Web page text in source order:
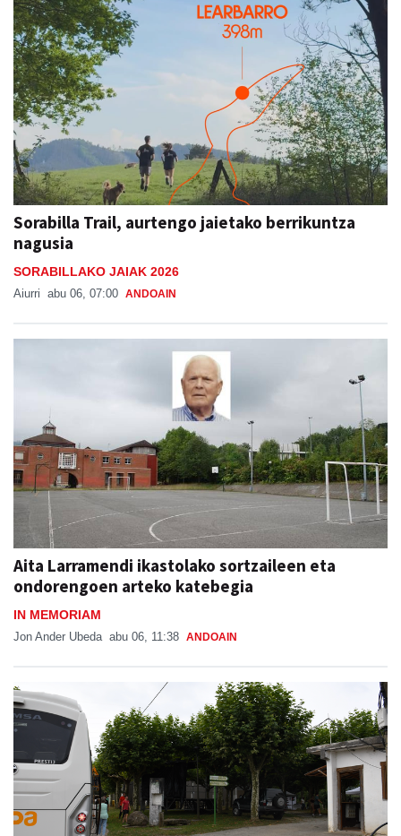
Sorabilla Trail, aurtengo jaietako berrikuntza
nagusia
SORABILLAKO JAIAK 2026
Aiurri abu 06, 07:00 ANDOAIN
Aita Larramendi ikastolako sortzaileen eta
ondorengoen arteko katebegia
IN MEMORIAM
Jon Ander Ubeda abu 06, 11:38 ANDOAIN